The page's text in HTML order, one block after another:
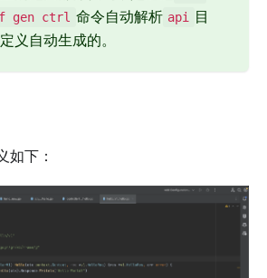
gen ctrl 命令自动解析 api
目
义自动生成的。
如下：